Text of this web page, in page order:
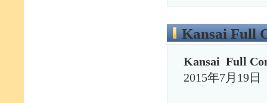
Kansai Full
Kansai Full
2015年7月19